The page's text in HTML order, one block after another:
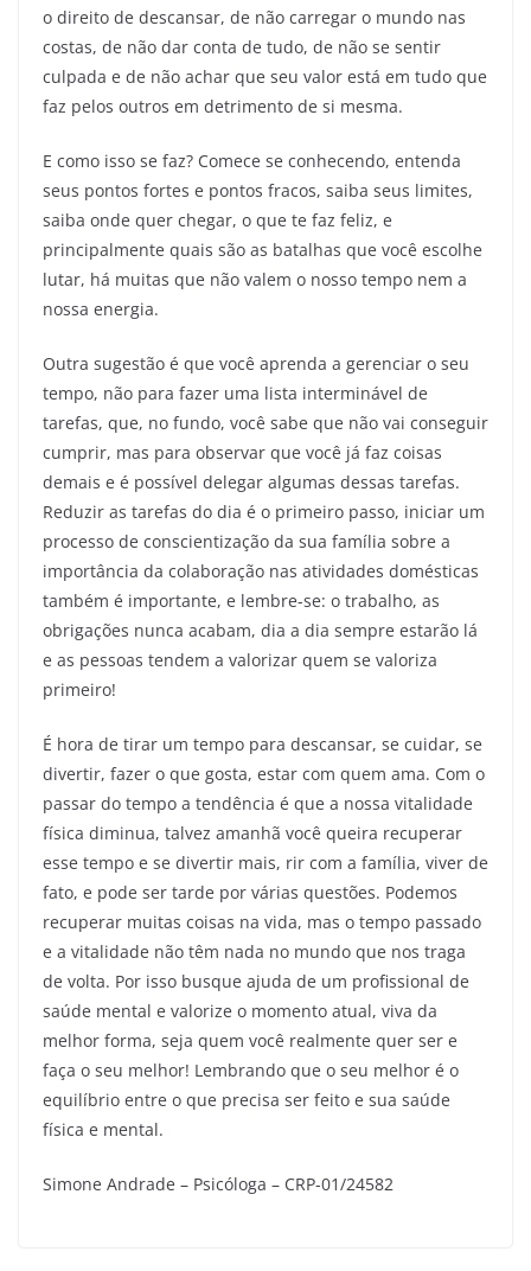
o direito de descansar, de não carregar o mundo nas
costas, de não dar conta de tudo, de não se sentir
culpada e de não achar que seu valor está em tudo que
faz pelos outros em detrimento de si mesma.
E como isso se faz? Comece se conhecendo, entenda
seus pontos fortes e pontos fracos, saiba seus limites,
saiba onde quer chegar, o que te faz feliz, e
principalmente quais são as batalhas que você escolhe
lutar, há muitas que não valem o nosso tempo nem a
nossa energia.
Outra sugestão é que você aprenda a gerenciar o seu
tempo, não para fazer uma lista interminável de
tarefas, que, no fundo, você sabe que não vai conseguir
cumprir, mas para observar que você já faz coisas
demais e é possível delegar algumas dessas tarefas.
Reduzir as tarefas do dia é o primeiro passo, iniciar um
processo de conscientização da sua família sobre a
importância da colaboração nas atividades domésticas
também é importante, e lembre-se: o trabalho, as
obrigações nunca acabam, dia a dia sempre estarão lá
e as pessoas tendem a valorizar quem se valoriza
primeiro!
É hora de tirar um tempo para descansar, se cuidar, se
divertir, fazer o que gosta, estar com quem ama. Com o
passar do tempo a tendência é que a nossa vitalidade
física diminua, talvez amanhã você queira recuperar
esse tempo e se divertir mais, rir com a família, viver de
fato, e pode ser tarde por várias questões. Podemos
recuperar muitas coisas na vida, mas o tempo passado
e a vitalidade não têm nada no mundo que nos traga
de volta. Por isso busque ajuda de um profissional de
saúde mental e valorize o momento atual, viva da
melhor forma, seja quem você realmente quer ser e
faça o seu melhor! Lembrando que o seu melhor é o
equilíbrio entre o que precisa ser feito e sua saúde
física e mental.
Simone Andrade – Psicóloga – CRP-01/24582